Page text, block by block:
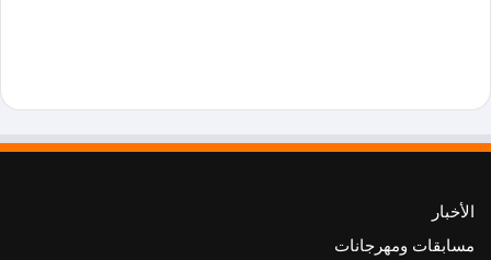
الأخبار
مسابقات ومهرجانات